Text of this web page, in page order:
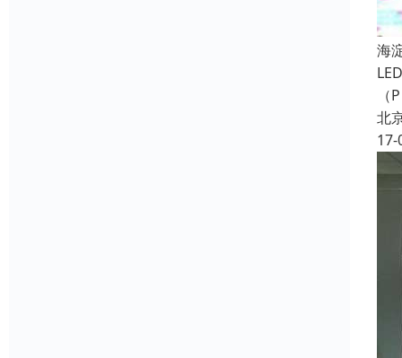
海
北
17-